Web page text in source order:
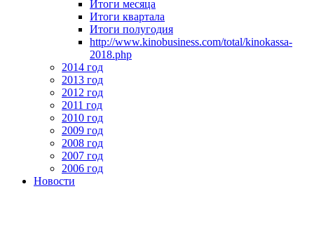
Итоги месяца
Итоги квартала
Итоги полугодия
http://www.kinobusiness.com/total/kinokassa-
2018.php
2014 год
2013 год
2012 год
2011 год
2010 год
2009 год
2008 год
2007 год
2006 год
Новости